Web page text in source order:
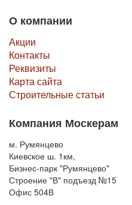
О компании
Акции
Контакты
Реквизиты
Карта сайта
Строительные статьи
Компания Москерам
м. Румянцево
Киевское ш. 1км,
Бизнес-парк "Румянцево"
Строение "В" подъезд №15
Офис 504В